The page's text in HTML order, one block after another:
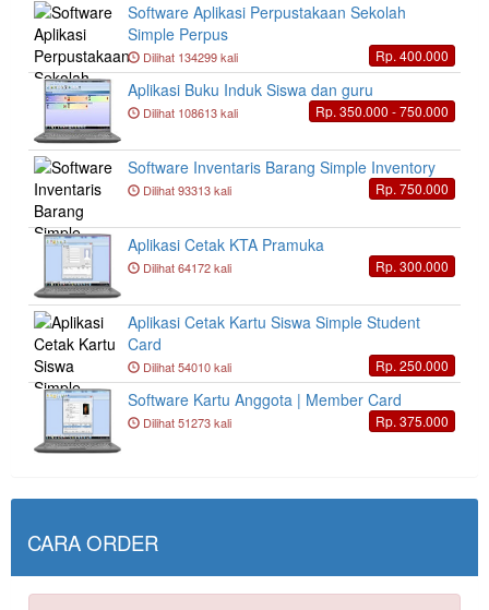
Software Aplikasi Perpustakaan Sekolah
Simple Perpus
Dilihat 134299 kali Rp. 400.000
Aplikasi Buku Induk Siswa dan guru
Dilihat 108613 kali Rp. 350.000 - 750.000
Software Inventaris Barang Simple Inventory
Dilihat 93313 kali Rp. 750.000
Aplikasi Cetak KTA Pramuka
Dilihat 64172 kali Rp. 300.000
Aplikasi Cetak Kartu Siswa Simple Student
Card
Dilihat 54010 kali Rp. 250.000
Software Kartu Anggota | Member Card
Dilihat 51273 kali Rp. 375.000
CARA ORDER